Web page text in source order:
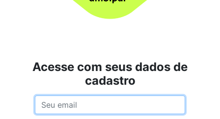
Acesse com seus dados de
cadastro